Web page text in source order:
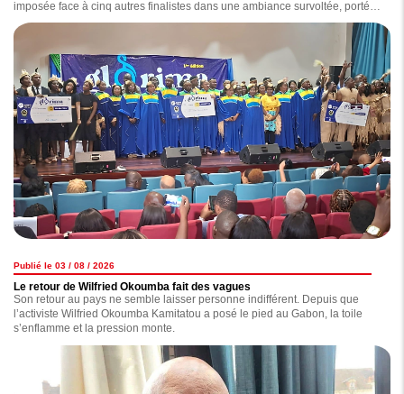
imposée face à cinq autres finalistes dans une ambiance survoltée, portée
par un public totalement connecté à l'événement.
Publié le 03 / 08 / 2026
Le retour de Wilfried Okoumba fait des vagues
Son retour au pays ne semble laisser personne indifférent. Depuis que
l’activiste Wilfried Okoumba Kamitatou a posé le pied au Gabon, la toile
s’enflamme et la pression monte.